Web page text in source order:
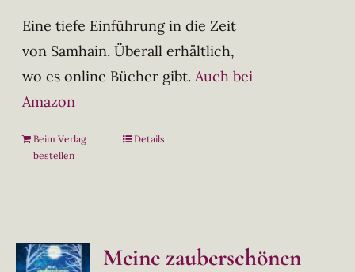
Eine tiefe Einführung in die Zeit
von Samhain. Überall erhältlich,
wo es online Bücher gibt.Auch bei
Amazon
Beim Verlag
bestellen
Details
Meine zauberschönen